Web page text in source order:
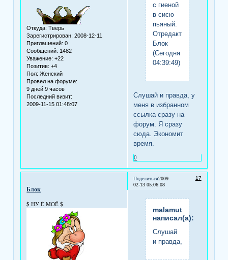
Откуда: Тверь
Зарегистрирован: 2008-12-11
Приглашений: 0
Сообщений: 1482
Уважение: +22
Позитив: +4
Пол: Женский
Провел на форуме:
9 дней 9 часов
Последний визит:
2009-11-15 01:48:07
с гиеной
в сисю
пьяный.
Отредактировано
Блок
(Сегодня
04:39:49)
Слушай и правда, у
меня в избранном
ссылка сразу на
форум. Я сразу
сюда. Экономит
время.
0
Поделиться 17
2009-
02-13 05:06:08
Блок
$ НУ Ё МОЁ $
malamut
написал(а):
Слушай
и правда,